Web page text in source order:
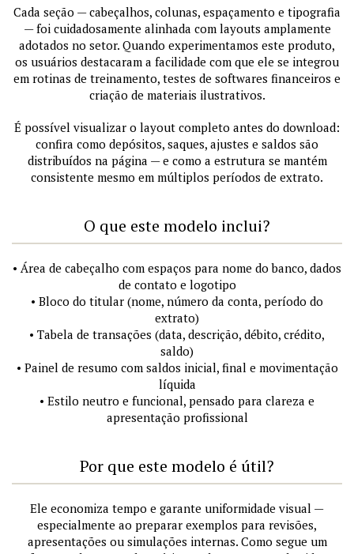
Cada seção — cabeçalhos, colunas, espaçamento e tipografia
— foi cuidadosamente alinhada com layouts amplamente
adotados no setor. Quando experimentamos este produto,
os usuários destacaram a facilidade com que ele se integrou
em rotinas de treinamento, testes de softwares financeiros e
criação de materiais ilustrativos.
É possível visualizar o layout completo antes do download:
confira como depósitos, saques, ajustes e saldos são
distribuídos na página — e como a estrutura se mantém
consistente mesmo em múltiplos períodos de extrato.
O que este modelo inclui?
• Área de cabeçalho com espaços para nome do banco, dados
de contato e logotipo
• Bloco do titular (nome, número da conta, período do
extrato)
• Tabela de transações (data, descrição, débito, crédito,
saldo)
• Painel de resumo com saldos inicial, final e movimentação
líquida
• Estilo neutro e funcional, pensado para clareza e
apresentação profissional
Por que este modelo é útil?
Ele economiza tempo e garante uniformidade visual —
especialmente ao preparar exemplos para revisões,
apresentações ou simulações internas. Como segue um